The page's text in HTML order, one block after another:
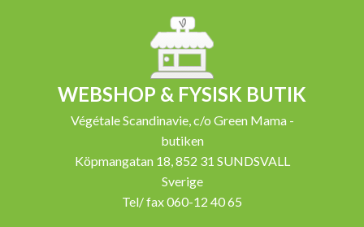
WEBSHOP & FYSISK BUTIK
Végétale Scandinavie, c/o Green Mama -
butiken
Köpmangatan 18, 852 31 SUNDSVALL
Sverige
Tel/ fax 060-12 40 65